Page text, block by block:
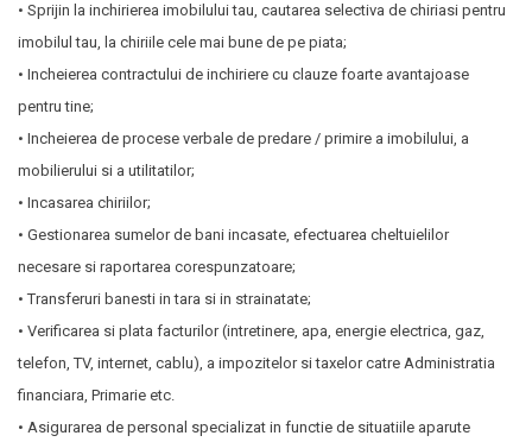
• Sprijin la inchirierea imobilului tau, cautarea selectiva de chiriasi pentru
imobilul tau, la chiriile cele mai bune de pe piata;
• Incheierea contractului de inchiriere cu clauze foarte avantajoase
pentru tine;
• Incheierea de procese verbale de predare / primire a imobilului, a
mobilierului si a utilitatilor;
• Incasarea chiriilor;
• Gestionarea sumelor de bani incasate, efectuarea cheltuielilor
necesare si raportarea corespunzatoare;
• Transferuri banesti in tara si in strainatate;
• Verificarea si plata facturilor (intretinere, apa, energie electrica, gaz,
telefon, TV, internet, cablu), a impozitelor si taxelor catre Administratia
financiara, Primarie etc.
• Asigurarea de personal specializat in functie de situatiile aparute